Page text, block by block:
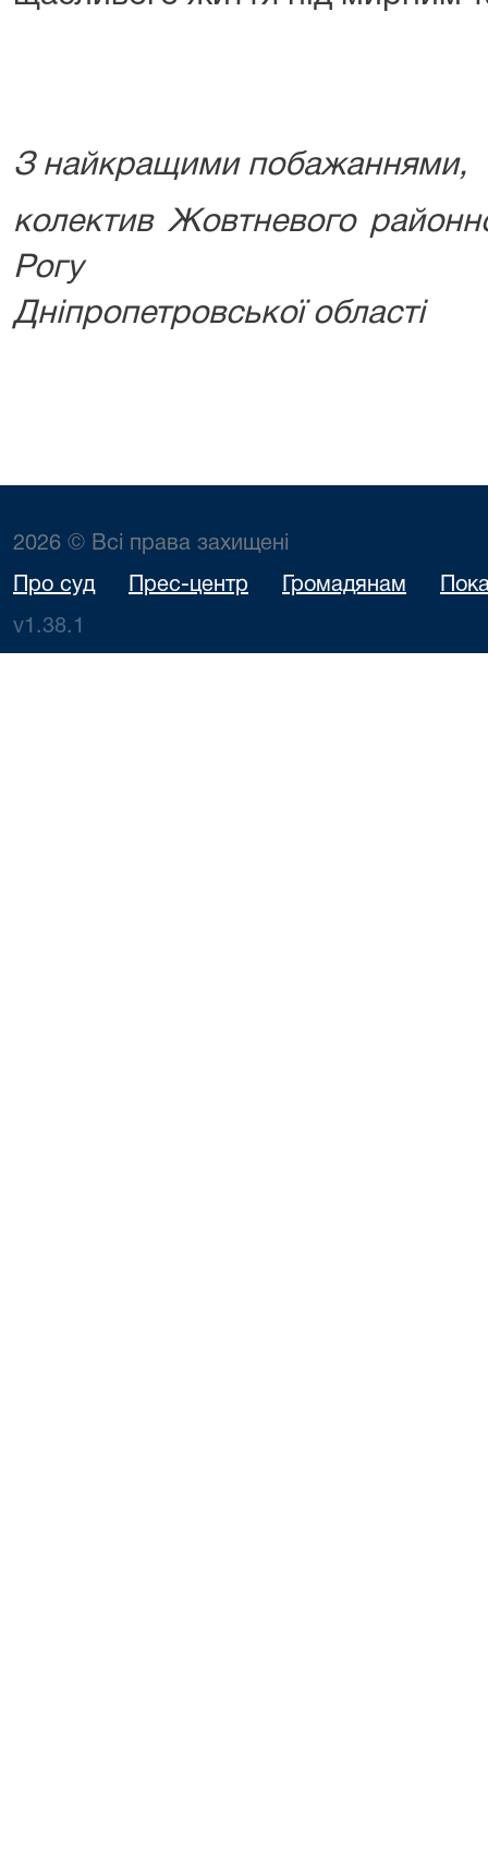
З найкращими побажаннями,
колектив Жовтневого
Рогу
Дніпропетровської області
2026 © Всі права захищені
Про суд Прес-центр Громадянам
v1.38.1